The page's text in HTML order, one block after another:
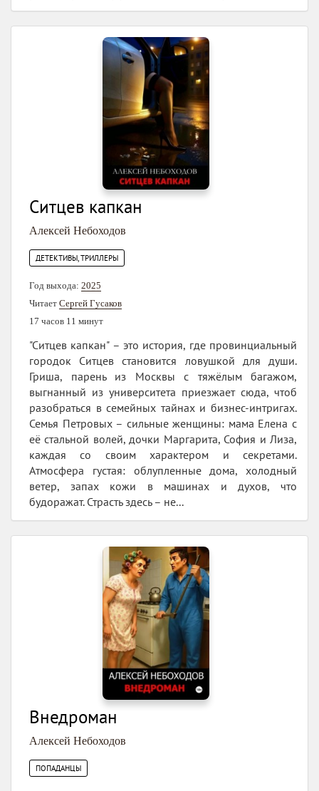
Ситцев капкан
Алексей Небоходов
ДЕТЕКТИВЫ, ТРИЛЛЕРЫ
Год выхода: 2025
Читает Сергей Гусаков
17 часов 11 минут
"Ситцев капкан" – это история, где провинциальный
городок Ситцев становится ловушкой для души.
Гриша, парень из Москвы с тяжёлым багажом,
выгнанный из университета приезжает сюда, чтоб
разобраться в семейных тайнах и бизнес-интригах.
Семья Петровых – сильные женщины: мама Елена с
её стальной волей, дочки Маргарита, София и Лиза,
каждая со своим характером и секретами.
Атмосфера густая: облупленные дома, холодный
ветер, запах кожи в машинах и духов, что
будоражат. Страсть здесь – не...
Внедроман
Алексей Небоходов
ПОПАДАНЦЫ